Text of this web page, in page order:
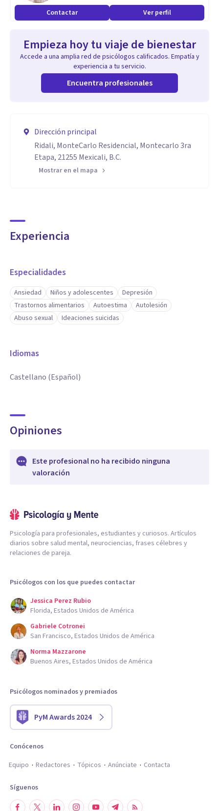
Contactar Ver perfil
Empieza hoy tu viaje de bienestar
Accede a una amplia red de psicólogos calificados. Empatía y
experiencia a tu servicio.
Encuentra profesionales
Dirección principal
Ridali, MonteCarlo Residencial, Montecarlo 3ra
Etapa, 21255 Mexicali, B.C.
Mostrar en el mapa
Experiencia
Especialidades
Ansiedad Niños y adolescentes
Depresión
Trastornos alimentarios
Autoestima
Autolesión
Abuso sexual
Ideaciones suicidas
Idiomas
Castellano (Español)
Opiniones
Este profesional no ha recibido ninguna
valoración
Psicología para profesionales, estudiantes y curiosos. Artículos
diarios sobre salud mental, neurociencias, frases célebres y
relaciones de pareja.
Psicólogos con los que puedes contactar
Jessica Perez Rubio
Florida, Estados Unidos de América
Gabriele Cotronei
San Francisco, Estados Unidos de América
Norma Mazzarone
Buenos Aires, Estados Unidos de América
Psicólogos nominados y premiados
PyM Awards 2024
Conócenos
Equipo
Redactores Tópicos Anúnciate Contacta
Síguenos